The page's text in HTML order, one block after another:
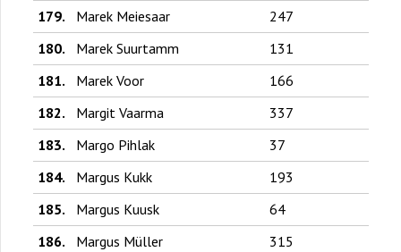
179. Marek Meiesaar
247
180.
Marek Suurtamm
131
181.
Marek Voor
166
182.
Margit Vaarma
337
183.
Margo Pihlak
37
184.
Margus Kukk
193
185.
Margus Kuusk
64
186.
Margus Müller
315